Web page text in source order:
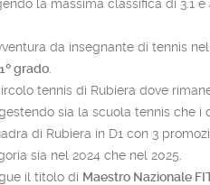
la massima classifica di 3.1 e
da insegnante di tennis nel
grado
tennis di Rubiera dove
sia la scuola tennis che i
di Rubiera in D1 con 3
sia nel 2024 che nel 2025.
il titolo di Maestro Nazionale